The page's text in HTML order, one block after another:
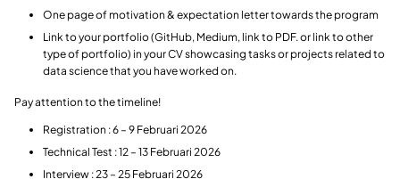
One page of motivation & expectation letter towards the program
Link to your portfolio (GitHub, Medium, link to PDF. or link to other
type of portfolio) in your CV showcasing tasks or projects related to
data science that you have worked on.
Pay attention to the timeline!
Registration : 6 – 9 Februari 2026
Technical Test : 12 – 13 Februari 2026
Interview : 23 – 25 Februari 2026